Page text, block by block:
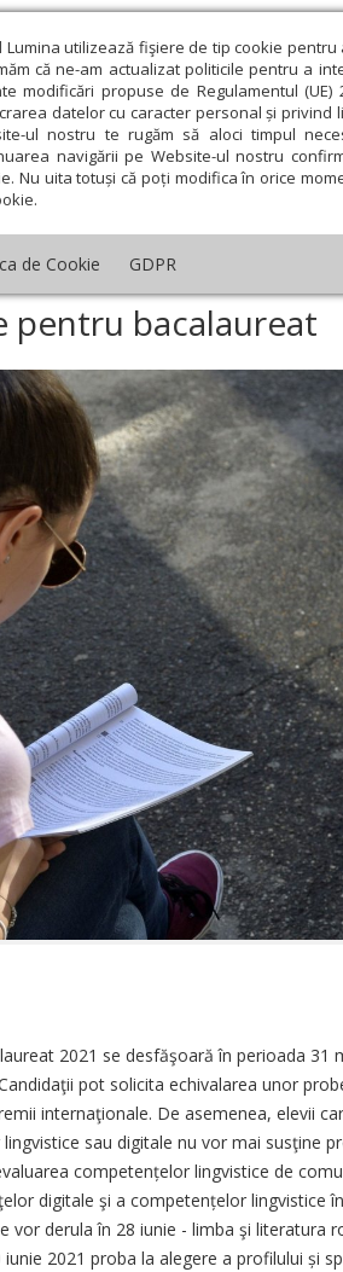
Lumina utilizează fişiere de tip cookie
că ne-am actualizat politicile pentru a
modificări propuse de Regulamentul
datelor cu caracter personal și
ul nostru te rugăm să aloci timpul
navigării pe Website-ul nostru
Nu uita totuși că poți modifica în orice
de Cookie GDPR
Teologie și spiritualitate
Educaţie Lumina
› Educaţie Încep înscrierile pentru
pentru bacalaureat
2021 se desfăşoară în perioada 31
pot solicita echivalarea unor
internaţionale. De asemenea, elevii
sau digitale nu vor mai susţine
competențelor lingvistice de
digitale şi a compe­tențelor lingvistice
vor derula în 28 iunie - limba şi literatura
2021 proba la alegere a profilului și
Ianuarie Februarie Martie